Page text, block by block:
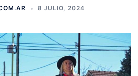
8 JULIO, 2024